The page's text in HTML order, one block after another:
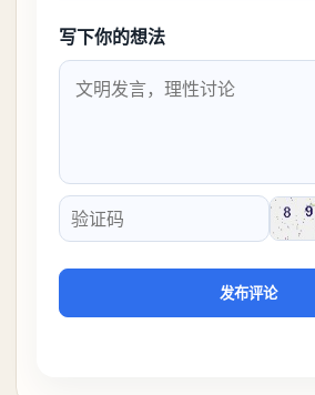
写下你的想法
验证码
发布评论